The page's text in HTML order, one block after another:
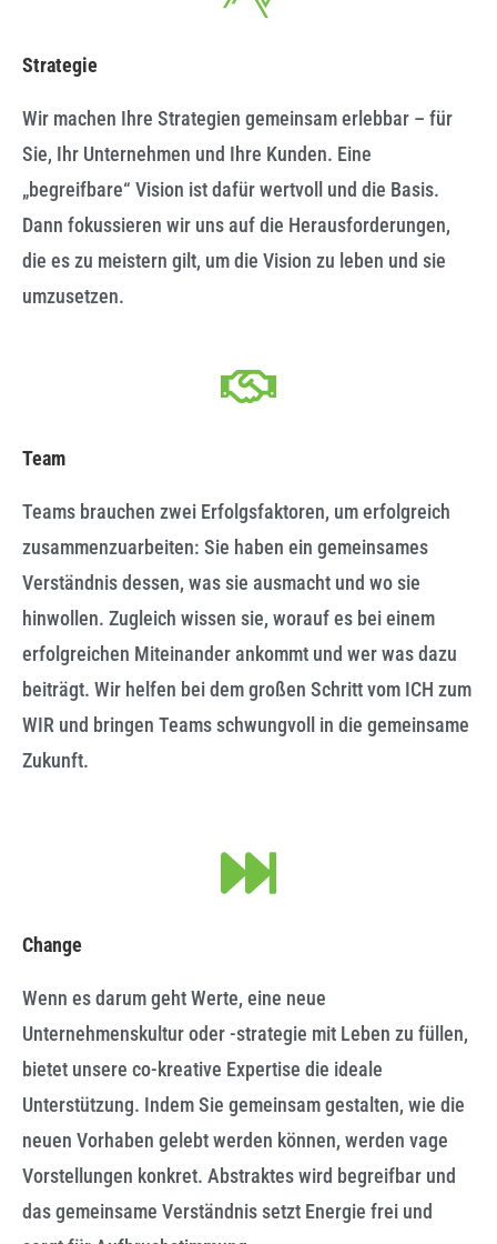
Strategie
Wir machen Ihre Strategien gemeinsam erlebbar – für
Sie, Ihr Unternehmen und Ihre Kunden. Eine
„begreifbare“ Vision ist dafür wertvoll und die Basis.
Dann fokussieren wir uns auf die Herausforderungen,
die es zu meistern gilt, um die Vision zu leben und sie
umzusetzen.
Team
Teams brauchen zwei Erfolgsfaktoren, um erfolgreich
zusammenzuarbeiten: Sie haben ein gemeinsames
Verständnis dessen, was sie ausmacht und wo sie
hinwollen. Zugleich wissen sie, worauf es bei einem
erfolgreichen Miteinander ankommt und wer was dazu
beiträgt. Wir helfen bei dem großen Schritt vom ICH zum
WIR und bringen Teams schwungvoll in die gemeinsame
Zukunft.
Change
Wenn es darum geht Werte, eine neue
Unternehmenskultur oder -strategie mit Leben zu füllen,
bietet unsere co-kreative Expertise die ideale
Unterstützung. Indem Sie gemeinsam gestalten, wie die
neuen Vorhaben gelebt werden können, werden vage
Vorstellungen konkret. Abstraktes wird begreifbar und
das gemeinsame Verständnis setzt Energie frei und